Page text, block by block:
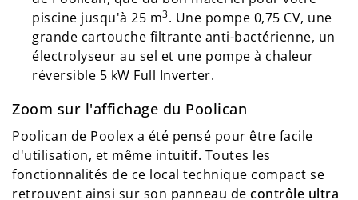
piscine jusqu'à 25 m3. Une pompe 0,75 CV, une
grande cartouche filtrante anti-bactérienne, un
électrolyseur au sel et une pompe à chaleur
réversible 5 kW Full Inverter.
Zoom sur l'affichage du Poolican
Poolican de Poolex a été pensé pour être facile
d'utilisation, et même intuitif. Toutes les
fonctionnalités de ce local technique compact se
retrouvent ainsi sur son panneau de contrôle ultra